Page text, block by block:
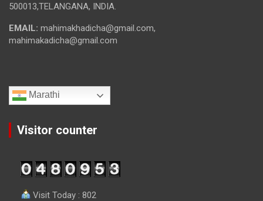
500013,TELANGANA, INDIA.
EMAIL: mahimakhadicha@gmail.com,
mahimakadicha@gmail.com
Marathi
Visitor counter
Visit Today : 802